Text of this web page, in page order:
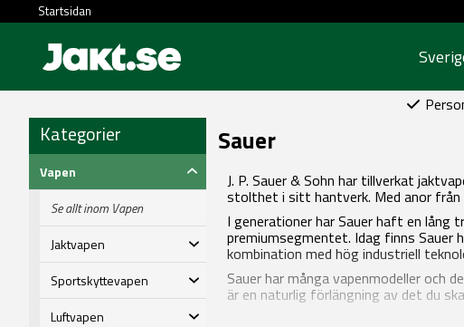
Startsidan
Kategorier
Vapen
Se allt inom Vapen
Jaktvapen
Sportskyttevapen
Luftvapen
Sauer
J. P. Sauer & Sohn har tillverkat
stolthet i sitt hantverk. Med anor från
I generationer har Sauer haft en lång
premiumsegmentet. Idag finns Sauer
kombination med hög industriell
Sauer har många vapenmodeller och
är en naturlig förlängning av det du